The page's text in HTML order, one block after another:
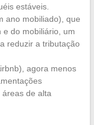
estáveis.
ano mobiliado), que
e do mobiliário, um
reduzir a tributação
agora menos
áreas de alta